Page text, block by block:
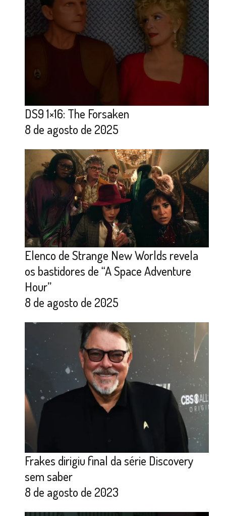
DS9 1×16: The Forsaken
8 de agosto de 2025
Elenco de Strange New Worlds revela
os bastidores de “A Space Adventure
Hour”
8 de agosto de 2025
Frakes dirigiu final da série Discovery
sem saber
8 de agosto de 2023